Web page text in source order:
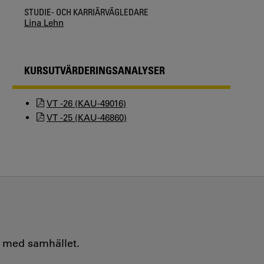
STUDIE- OCH KARRIÄRVÄGLEDARE
Lina Lehn
KURSUTVÄRDERINGSANALYSER
VT -26 (KAU-49016)
VT -25 (KAU-46860)
samhället.